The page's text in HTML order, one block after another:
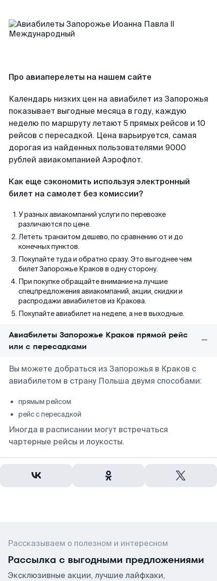
Про авиаперелеты на нашем сайте
Календарь низких цен на авиабилет из Запорожья
показывает выгодные месяца в году, каждую
неделю по маршруту летают 5 прямых рейсов и 10
рейсов с пересадкой. Цена варьируется, самая
дорогая из найденных пользователями 9000
рублей авиакомпанией Аэрофлот.
Как еще сэкономить используя электронный
билет на самолет без комиссии?
У разных авиакомпаний услуги по перевозке
различаются по цене.
Лететь транзитом дешево, по сравнению от и до
конечных пунктов.
Покупайте туда и обратно сразу. Это выгоднее чем
билет Запорожье Краков в одну сторону.
При покупке обращайте внимание на лучшие
спецпредложения авиакомпаний, акции, скидки и
распродажи авиабилетов из Кракова.
Покупайте авиабилет на неделе, а не в выходные.
Авиабилеты Запорожье Краков прямой рейс
или с пересадками
Вы можете добраться из Запорожья в Краков с
авиабилетом в страну Польша двумя способами:
прямым рейсом
рейс с пересадкой
Иногда в расписании могут встречаться
чартерные рейсы и лоукосты.
Рассказываем о полезном и интересном
Рассылка с выгодными предложениями
Эксклюзивные акции, лучшие лайфхаки,